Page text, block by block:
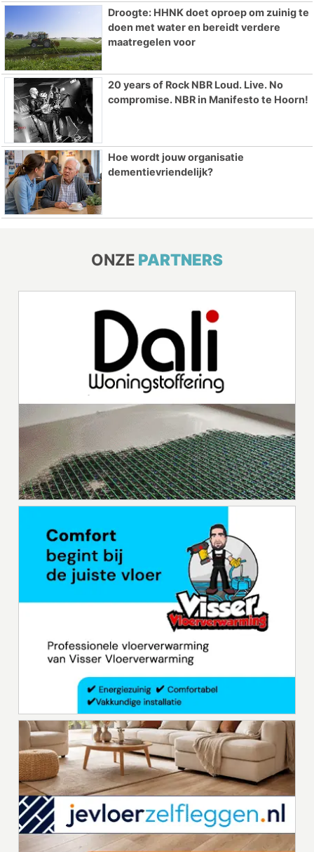
Droogte: HHNK doet oproep om zuinig te
doen met water en bereidt verdere
maatregelen voor
20 years of Rock NBR Loud. Live. No
compromise. NBR in Manifesto te Hoorn!
Hoe wordt jouw organisatie
dementievriendelijk?
ONZE PARTNERS